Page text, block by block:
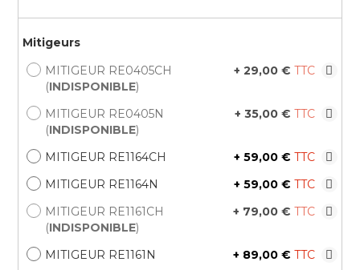
Mitigeurs
MITIGEUR RE0405CH
(INDISPONIBLE)
+ 29,00 €
MITIGEUR RE0405N
(INDISPONIBLE)
+ 35,00 €
MITIGEUR RE1164CH + 59,00 €
MITIGEUR RE1164N
+ 59,00 €
MITIGEUR RE1161CH
(INDISPONIBLE)
+ 79,00 €
MITIGEUR RE1161N + 89,00 €